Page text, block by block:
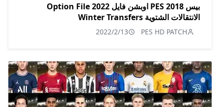
بيس 2018 PES اوبشن فايل 2022 Option File
الانتقالات الشتوية Winter Transfers
PES HD PATCH
2022/2/13